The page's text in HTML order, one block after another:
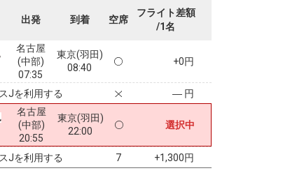
出発 到着 空席
フライト差額
/1名
名古屋
(中部)
07:35
東京(羽田)
08:40
+0円
Jを利用する ― 円
名古屋
(中部)
20:55
東京(羽田)
22:00
選択中
Jを利用する 7 +1,300円